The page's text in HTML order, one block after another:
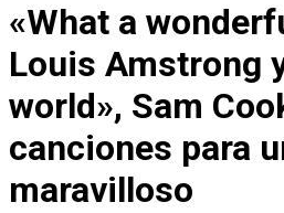
«What a
Louis Amstrong
world», Sam
canciones para
maravilloso